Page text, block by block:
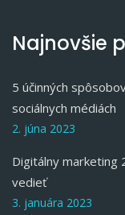
Najnovšie
5 účinných
sociálnych médiách
2. júna 2023
Digitálny marketing
vedieť
3. januára 2023